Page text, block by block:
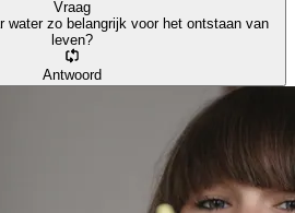
Vraag
water zo belangrijk voor het ontstaan van
leven?
Antwoord